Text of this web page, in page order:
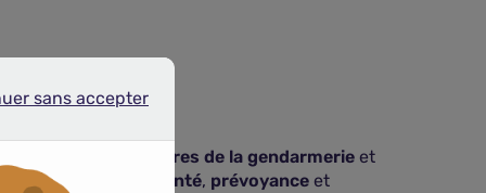
militaires de la gendarmerie et
des offres en santé, prévoyance et
sans accepter
sans accepter